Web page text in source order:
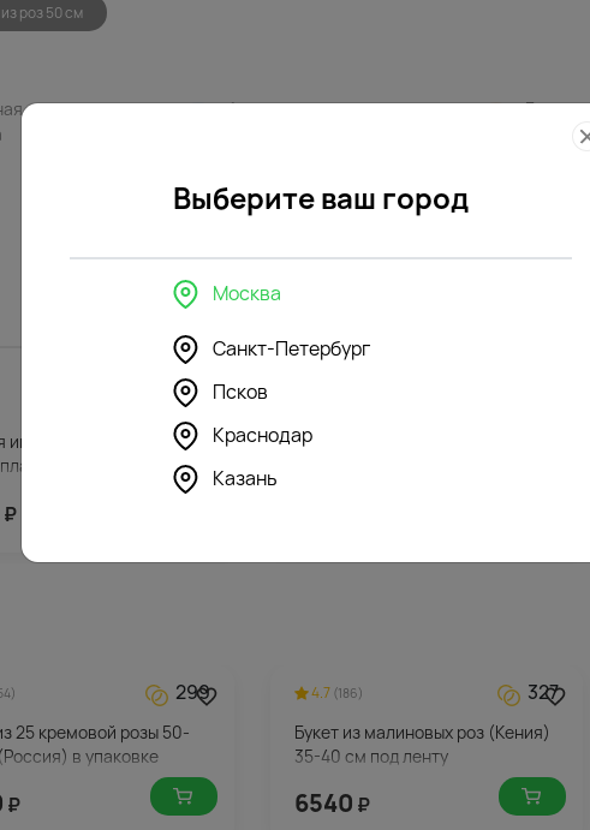
роз 50 см
Фото
296
игрушка Зайка Ми в
₽
Мягкая игрушка Романтичный
299
25 кремовой розы 50-
в упаковке
₽
4.7 (186) 327
Букет из малиновых роз (Кения)
35-40 см под ленту
6540 ₽
Выберите ваш город
Москва
Санкт-Петербург
Псков
Краснодар
Казань